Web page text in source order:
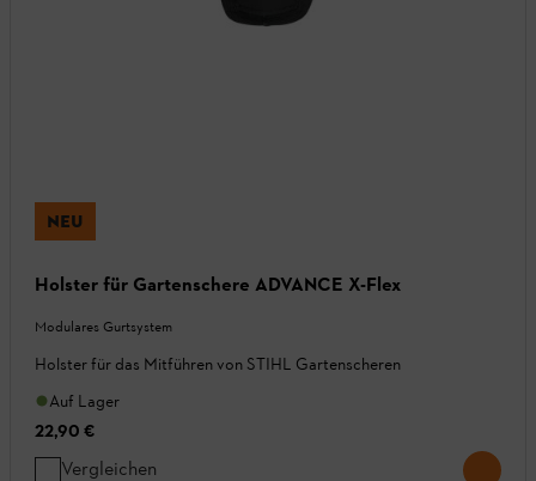
NEU
Holster für Gartenschere ADVANCE X-Flex
Modulares Gurtsystem
Holster für das Mitführen von STIHL Gartenscheren
Auf Lager
22,90 €
Vergleichen